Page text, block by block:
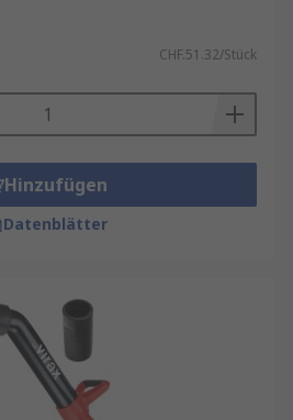
CHF.51.32/Stück
Hinzufügen
Datenblätter